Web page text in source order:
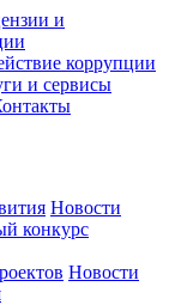
и
коррупции
и сервисы
Новости
конкурс
Новости